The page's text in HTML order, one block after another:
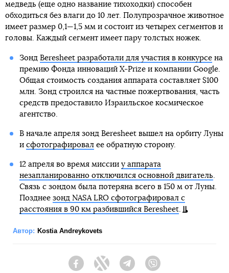
медведь (еще одно название тихоходки) способен
обходиться без влаги до 10 лет. Полупрозрачное животное
имеет размер 0,1—1,5 мм и состоит из четырех сегментов и
головы. Каждый сегмент имеет пару толстых ножек.
Зонд Beresheet разработали для участия в конкурсена
премию Фонда инноваций X-Prize и компании Google.
Общая стоимость создания аппарата составляет $100
млн. Зонд строился на частные пожертвования, часть
средств предоставило Израильское космическое
агентство.
В начале апреля зонд Beresheet вышел на орбиту Луны
и сфотографировалее обратную сторону.
12 апреля во время миссии у аппарата
незапланированно отключился основной двигатель.
Связь с зондом была потеряна всего в 150 м от Луны.
Позднее зонд NASA LRO сфотографировал с
расстояния в 90 км разбившийся Beresheet.
Автор: Kostia Andreykovets
FacebookTwitter Telegram